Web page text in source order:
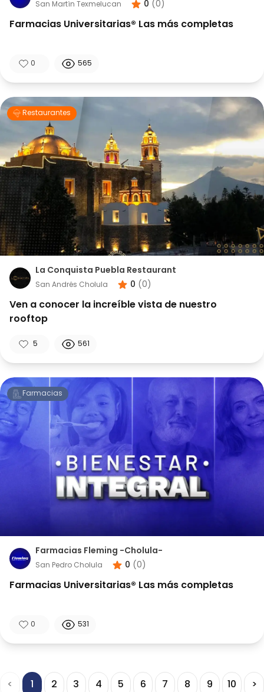
San Martín Texmelucan 0 ( 0 )
Farmacias Universitarias® Las más completas
0 565
Restaurantes
La Conquista Puebla Restaurant
San Andrés Cholula 0 ( 0 )
Ven a conocer la increíble vista de nuestro
rooftop
5 561
Farmacias
Farmacias Fleming -Cholula-
San Pedro Cholula 0 ( 0 )
Farmacias Universitarias® Las más completas
0 531
< 1 2 3 4 5 6 7 8 9 10 >